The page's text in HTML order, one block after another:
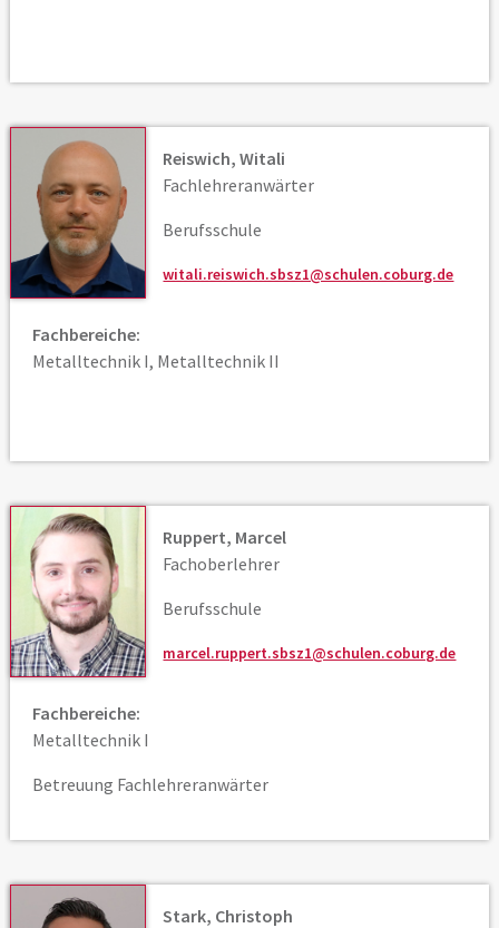
Reiswich, Witali
Fachlehreranwärter
Berufsschule
witali.reiswich.sbsz1@schulen.coburg.de
Fachbereiche:
Metalltechnik I, Metalltechnik II
Ruppert, Marcel
Fachoberlehrer
Berufsschule
marcel.ruppert.sbsz1@schulen.coburg.de
Fachbereiche:
Metalltechnik I
Betreuung Fachlehreranwärter
Stark, Christoph